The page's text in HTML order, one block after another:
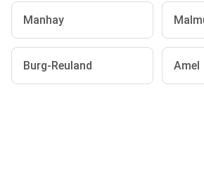
Manhay
Burg-Reuland Amel